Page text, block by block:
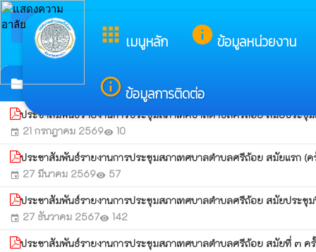
apps เมนูหลัก info ข้อมูลหน่วยงาน
info_outline ข้อมูลการติดต่อ
arrow_back_ios กลับเมนูหลัก
folderประชาสัมพันธ์รายงานการประชุมสภา
ประชาสัมพันธ์รายงานการประชุมสภาเทศบาลตำบลศรีถ้อย สมัยประ
event 21 กรกฎาคม 2569visibility 10
ประชาสัมพันธ์รายงานการประชุมสภาเทศบาลตำบลศรีถ้อย สมัยแรก
event 27 มีนาคม 2569visibility 57
ประชาสัมพันธ์รายงานการประชุมสภาเทศบาลตำบลศรีถ้อย สมัยปร
event 27 ธันวาคม 2567visibility 142
ประชาสัมพันธ์รายงานการประชุมสภาเทศบาลตำบลศรีถ้อย สมัยที่ ๓